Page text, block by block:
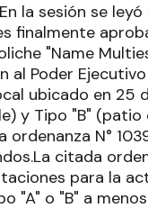
la sesión se
finalmente
"Name
al Poder
ubicado en 25
y Tipo "B"
ordenanza N°
citada
para la
"A" o "B" a